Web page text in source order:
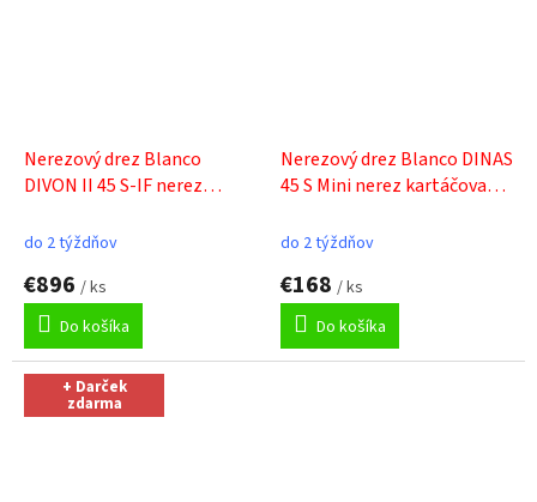
Nerezový drez Blanco
DIVON II 45 S-IF nerez
Sinks čistiaca pasta
do 2 týždňov
€896 / ks
Do košíka
Nerezový drez Blanco DINAS
45 S Mini nerez kartáčovaný
pasta
do 2 týždňov
€168 / ks
Do košíka
+ Darček
zdarma